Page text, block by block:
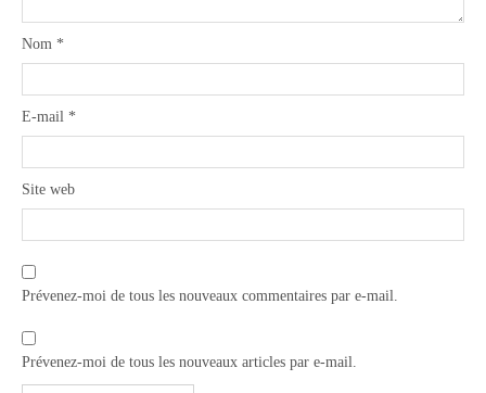
Nom *
E-mail *
Site web
Prévenez-moi de tous les nouveaux commentaires par e-mail.
Prévenez-moi de tous les nouveaux articles par e-mail.